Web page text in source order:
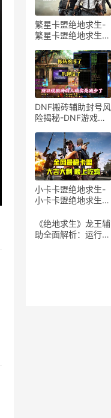
繁星卡盟绝地求生-
繁星卡盟绝地求生游
DNF搬砖辅助封号风
险揭秘-DNF游戏搬
解析
小卡卡盟绝地求生-
小卡卡盟绝地求生游
《绝地求生》龙王辅
助全面解析：运行指